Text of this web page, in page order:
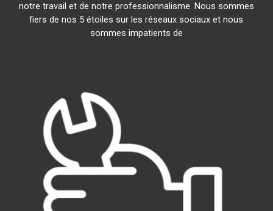
notre travail et de notre professionnalisme. Nous sommes
fiers de nos 5 étoiles sur les réseaux sociaux et nous
sommes impatients de